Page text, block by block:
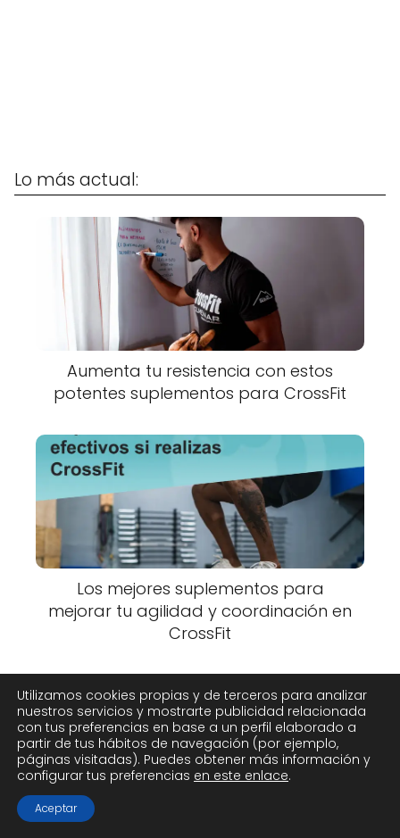
Lo más actual:
Aumenta tu resistencia con estos
potentes suplementos para CrossFit
Los mejores suplementos para
mejorar tu agilidad y coordinación en
CrossFit
Suplementos veganos para atletas
Utilizamos cookies propias y de terceros para analizar
nuestros servicios y mostrarte publicidad relacionada
con tus preferencias en base a un perfil elaborado a
partir de tus hábitos de navegación (por ejemplo,
páginas visitadas). Puedes obtener más información y
configurar tus preferencias en este enlace.
Aceptar